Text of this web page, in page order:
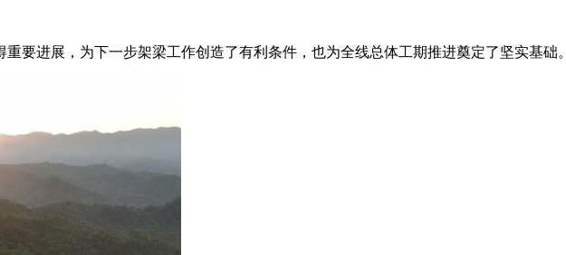
要进展，为下一步架梁工作创造了有利条件，也为全线总体工期推进奠定了坚实基础。